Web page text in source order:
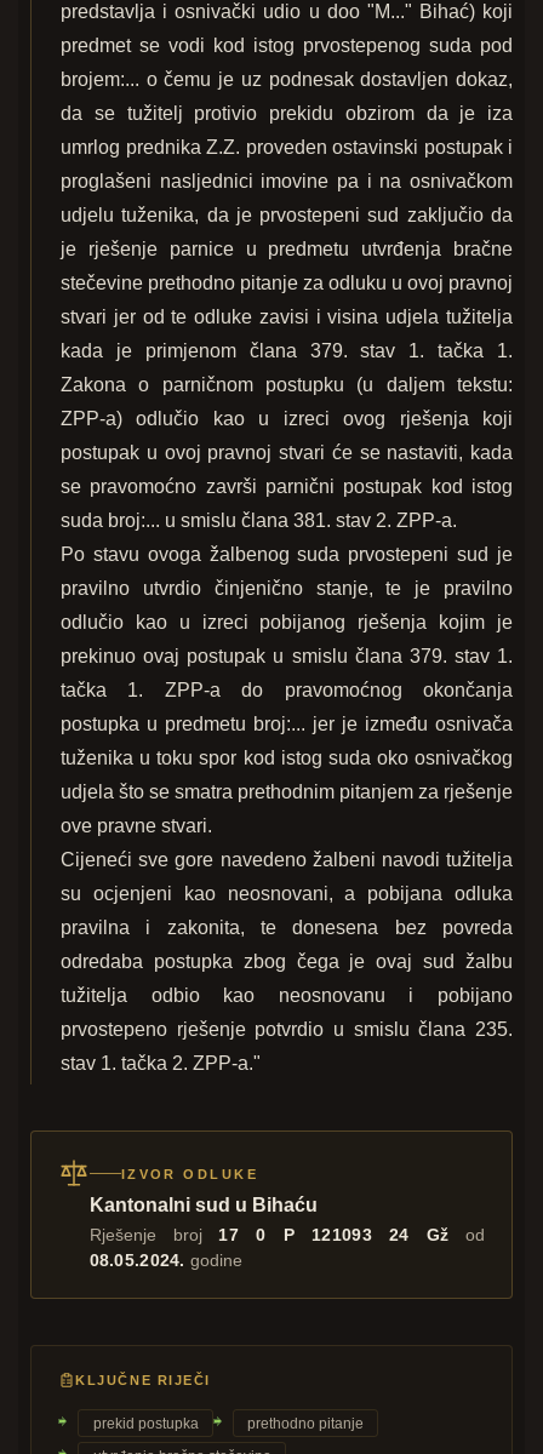
predstavlja i osnivački udio u doo "M..." Bihać) koji
predmet se vodi kod istog prvostepenog suda pod
brojem:... o čemu je uz podnesak dostavljen dokaz,
da se tužitelj protivio prekidu obzirom da je iza
umrlog prednika Z.Z. proveden ostavinski postupak i
proglašeni nasljednici imovine pa i na osnivačkom
udjelu tuženika, da je prvostepeni sud zaključio da
je rješenje parnice u predmetu utvrđenja bračne
stečevine prethodno pitanje za odluku u ovoj pravnoj
stvari jer od te odluke zavisi i visina udjela tužitelja
kada je primjenom člana 379. stav 1. tačka 1.
Zakona o parničnom postupku (u daljem tekstu:
ZPP-a) odlučio kao u izreci ovog rješenja koji
postupak u ovoj pravnoj stvari će se nastaviti, kada
se pravomoćno završi parnični postupak kod istog
suda broj:... u smislu člana 381. stav 2. ZPP-a.
Po stavu ovoga žalbenog suda prvostepeni sud je
pravilno utvrdio činjenično stanje, te je pravilno
odlučio kao u izreci pobijanog rješenja kojim je
prekinuo ovaj postupak u smislu člana 379. stav 1.
tačka 1. ZPP-a do pravomoćnog okončanja
postupka u predmetu broj:... jer je između osnivača
tuženika u toku spor kod istog suda oko osnivačkog
udjela što se smatra prethodnim pitanjem za rješenje
ove pravne stvari.
Cijeneći sve gore navedeno žalbeni navodi tužitelja
su ocjenjeni kao neosnovani, a pobijana odluka
pravilna i zakonita, te donesena bez povreda
odredaba postupka zbog čega je ovaj sud žalbu
tužitelja odbio kao neosnovanu i pobijano
prvostepeno rješenje potvrdio u smislu člana 235.
stav 1. tačka 2. ZPP-a."
IZVOR ODLUKE
Kantonalni sud u Bihaću
Rješenje broj17 0 P 121093 24 Gž od
08.05.2024. godine
KLJUČNE RIJEČI
prekid postupka
prethodno pitanje